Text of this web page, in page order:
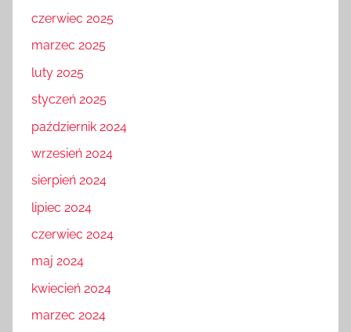
czerwiec 2025
marzec 2025
luty 2025
styczeń 2025
październik 2024
wrzesień 2024
sierpień 2024
lipiec 2024
czerwiec 2024
maj 2024
kwiecień 2024
marzec 2024